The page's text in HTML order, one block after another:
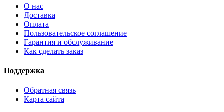
О нас
Доставка
Оплата
Пользовательское соглашение
Гарантия и обслуживание
Как сделать заказ
Поддержка
Обратная связь
Карта сайта